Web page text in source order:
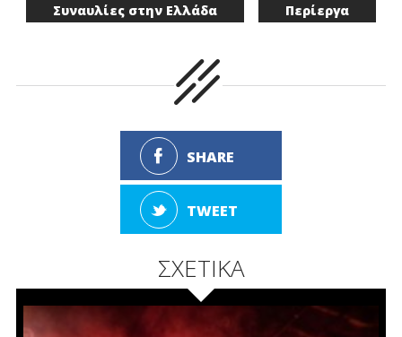
Συναυλίες στην Ελλάδα
Περίεργα
SHARE
TWEET
ΣΧΕΤΙΚΑ